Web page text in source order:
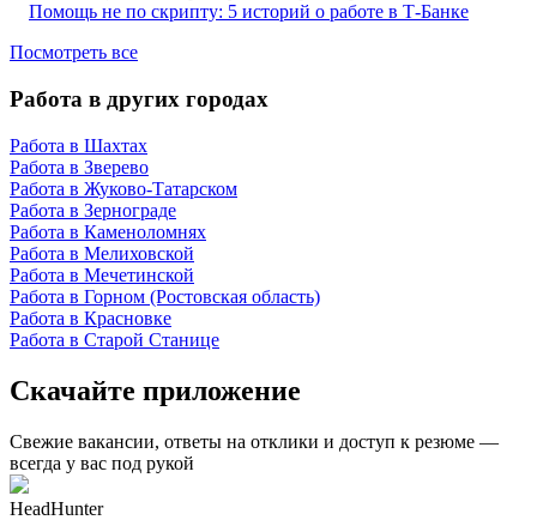
Помощь не по скрипту: 5 историй о работе в Т-Банке
Посмотреть все
Работа в других городах
Работа в Шахтах
Работа в Зверево
Работа в Жуково-Татарском
Работа в Зернограде
Работа в Каменоломнях
Работа в Мелиховской
Работа в Мечетинской
Работа в Горном (Ростовская область)
Работа в Красновке
Работа в Старой Станице
Скачайте приложение
Свежие вакансии, ответы на отклики и доступ к резюме —
всегда у вас под рукой
HeadHunter